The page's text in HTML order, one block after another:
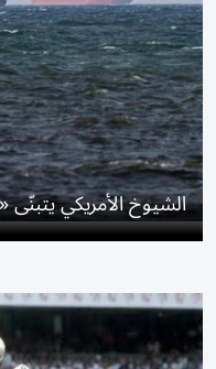
الشيوخ الأمريكي